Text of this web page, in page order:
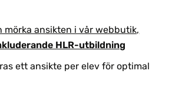
mörka ansikten i vår webbutik,
HLR-utbildning
ett ansikte per elev för optimal